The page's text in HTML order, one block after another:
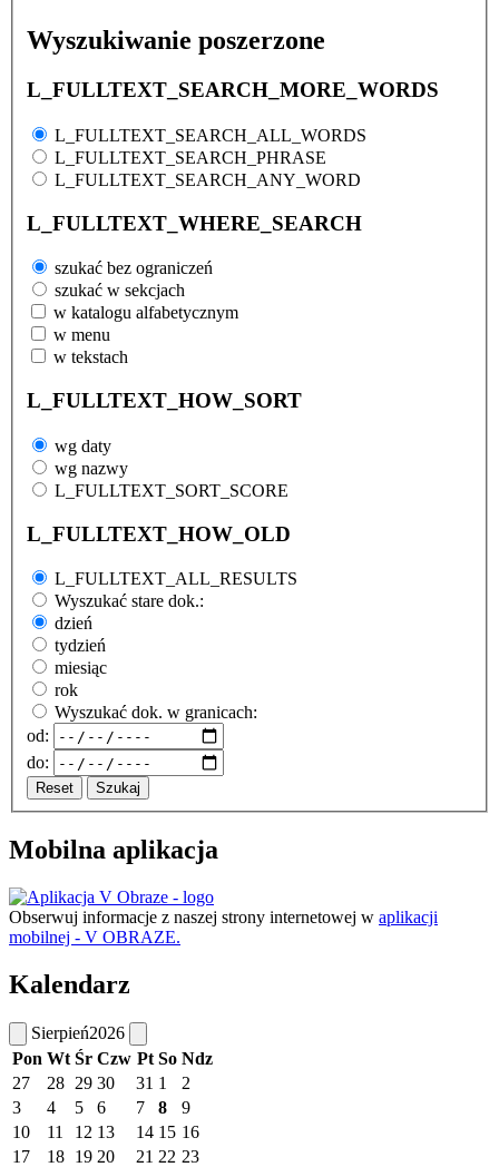
Wyszukiwanie poszerzone
L_FULLTEXT_SEARCH_MORE_WORDS
L_FULLTEXT_SEARCH_ALL_WORDS
L_FULLTEXT_SEARCH_PHRASE
L_FULLTEXT_SEARCH_ANY_WORD
L_FULLTEXT_WHERE_SEARCH
szukać bez ograniczeń
szukać w sekcjach
w katalogu alfabetycznym
w menu
w tekstach
L_FULLTEXT_HOW_SORT
wg daty
wg nazwy
L_FULLTEXT_SORT_SCORE
L_FULLTEXT_HOW_OLD
L_FULLTEXT_ALL_RESULTS
Wyszukać stare dok.:
dzień
tydzień
miesiąc
rok
Wyszukać dok. w granicach:
od:
do:
Reset Szukaj
Mobilna aplikacja
Obserwuj informacje z naszej strony internetowej w aplikacji
mobilnej - V OBRAZE.
Kalendarz
Sierpień2026
Pon Wt Śr Czw Pt So Ndz
27
28 29 30 31 1
2
3
4 5 6 7 8
9
10
11 12 13 14 15 16
17
18 19 20 21 22 23